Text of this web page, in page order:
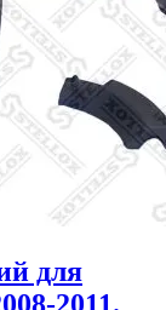
для